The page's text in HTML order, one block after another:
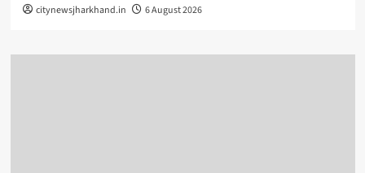
citynewsjharkhand.in 6 August 2026